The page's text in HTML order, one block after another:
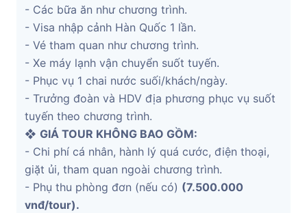
- Các bữa ăn như chương trình.
- Visa nhập cảnh Hàn Quốc 1 lần.
- Vé tham quan như chương trình.
- Xe máy lạnh vận chuyển suốt tuyến.
- Phục vụ 1 chai nước suối/khách/ngày.
- Trưởng đoàn và HDV địa phương phục vụ suốt
tuyến theo chương trình.
❖ GIÁ TOUR KHÔNG BAO GỒM:
- Chi phí cá nhân, hành lý quá cước, điện thoại,
giặt ủi, tham quan ngoài chương trình.
- Phụ thu phòng đơn (nếu có) (7.500.000
vnđ/tour).